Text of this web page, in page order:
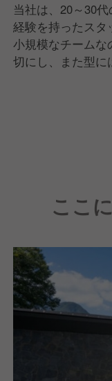
当社は、20～30
経験を持ったスタ
小規模なチームな
切にし、また型に
そのため、経験
ことができ、経
あなたの個性や
素晴らしいチー
ここ